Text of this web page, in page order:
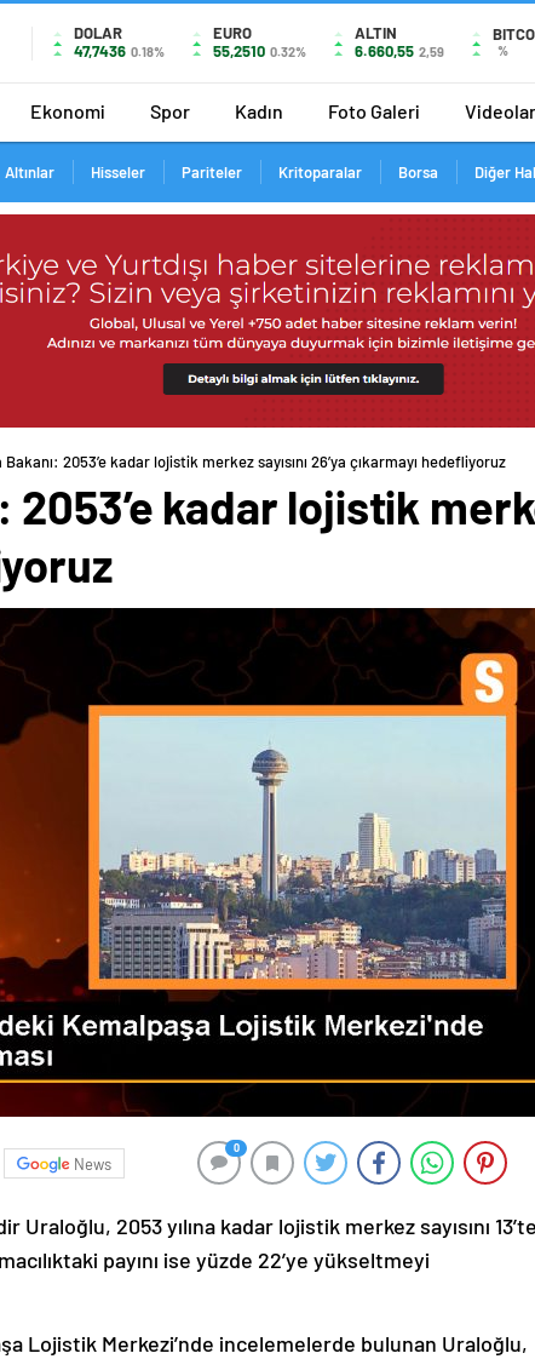
DOLAR
47,7436 0.18%
EURO
55,2510 0.32%
ALTIN
6.660,55 2,59 %
Ekonomi Spor Kadın Foto Galeri Videolar
Altınlar Hisseler Pariteler Kritoparalar Borsa Diğer
Bakanı: 2053’e kadar lojistik merkez sayısını 26’ya çıkarmayı hedefliyoruz
kadar lojistik
News
0
Uraloğlu, 2053 yılına kadar lojistik merkez sayısını
payını ise yüzde 22’ye yükseltmeyi
Lojistik Merkezi’nde incelemelerde bulunan Uraloğlu,